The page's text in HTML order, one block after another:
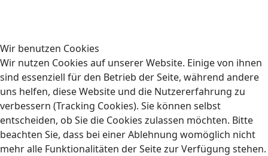
Wir benutzen Cookies
Wir nutzen Cookies auf unserer Website. Einige von ihnen
sind essenziell für den Betrieb der Seite, während andere
uns helfen, diese Website und die Nutzererfahrung zu
verbessern (Tracking Cookies). Sie können selbst
entscheiden, ob Sie die Cookies zulassen möchten. Bitte
beachten Sie, dass bei einer Ablehnung womöglich nicht
mehr alle Funktionalitäten der Seite zur Verfügung stehen.